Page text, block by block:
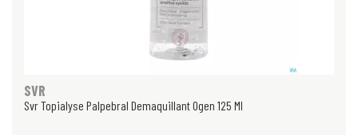
SVR
Svr Topialyse Palpebral Demaquillant Ogen 125 Ml